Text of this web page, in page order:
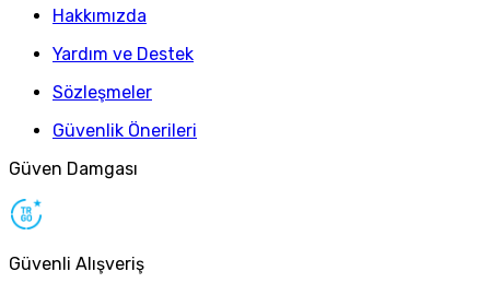
Hakkımızda
Yardım ve Destek
Sözleşmeler
Güvenlik Önerileri
Güven Damgası
Güvenli Alışveriş